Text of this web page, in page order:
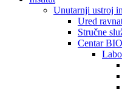
Unutarnji ustroj
Ured
Stručne
Centar